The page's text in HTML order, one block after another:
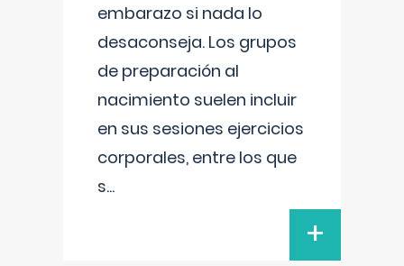
embarazo si nada lo
desaconseja. Los grupos
de preparación al
nacimiento suelen incluir
en sus sesiones ejercicios
corporales, entre los que
s...
+